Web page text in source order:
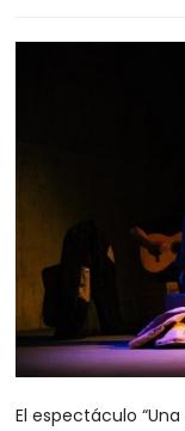
El espectáculo